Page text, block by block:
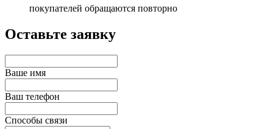
покупателей обращаются повторно
Оставьте заявку
Ваше имя
Ваш телефон
Способы связи